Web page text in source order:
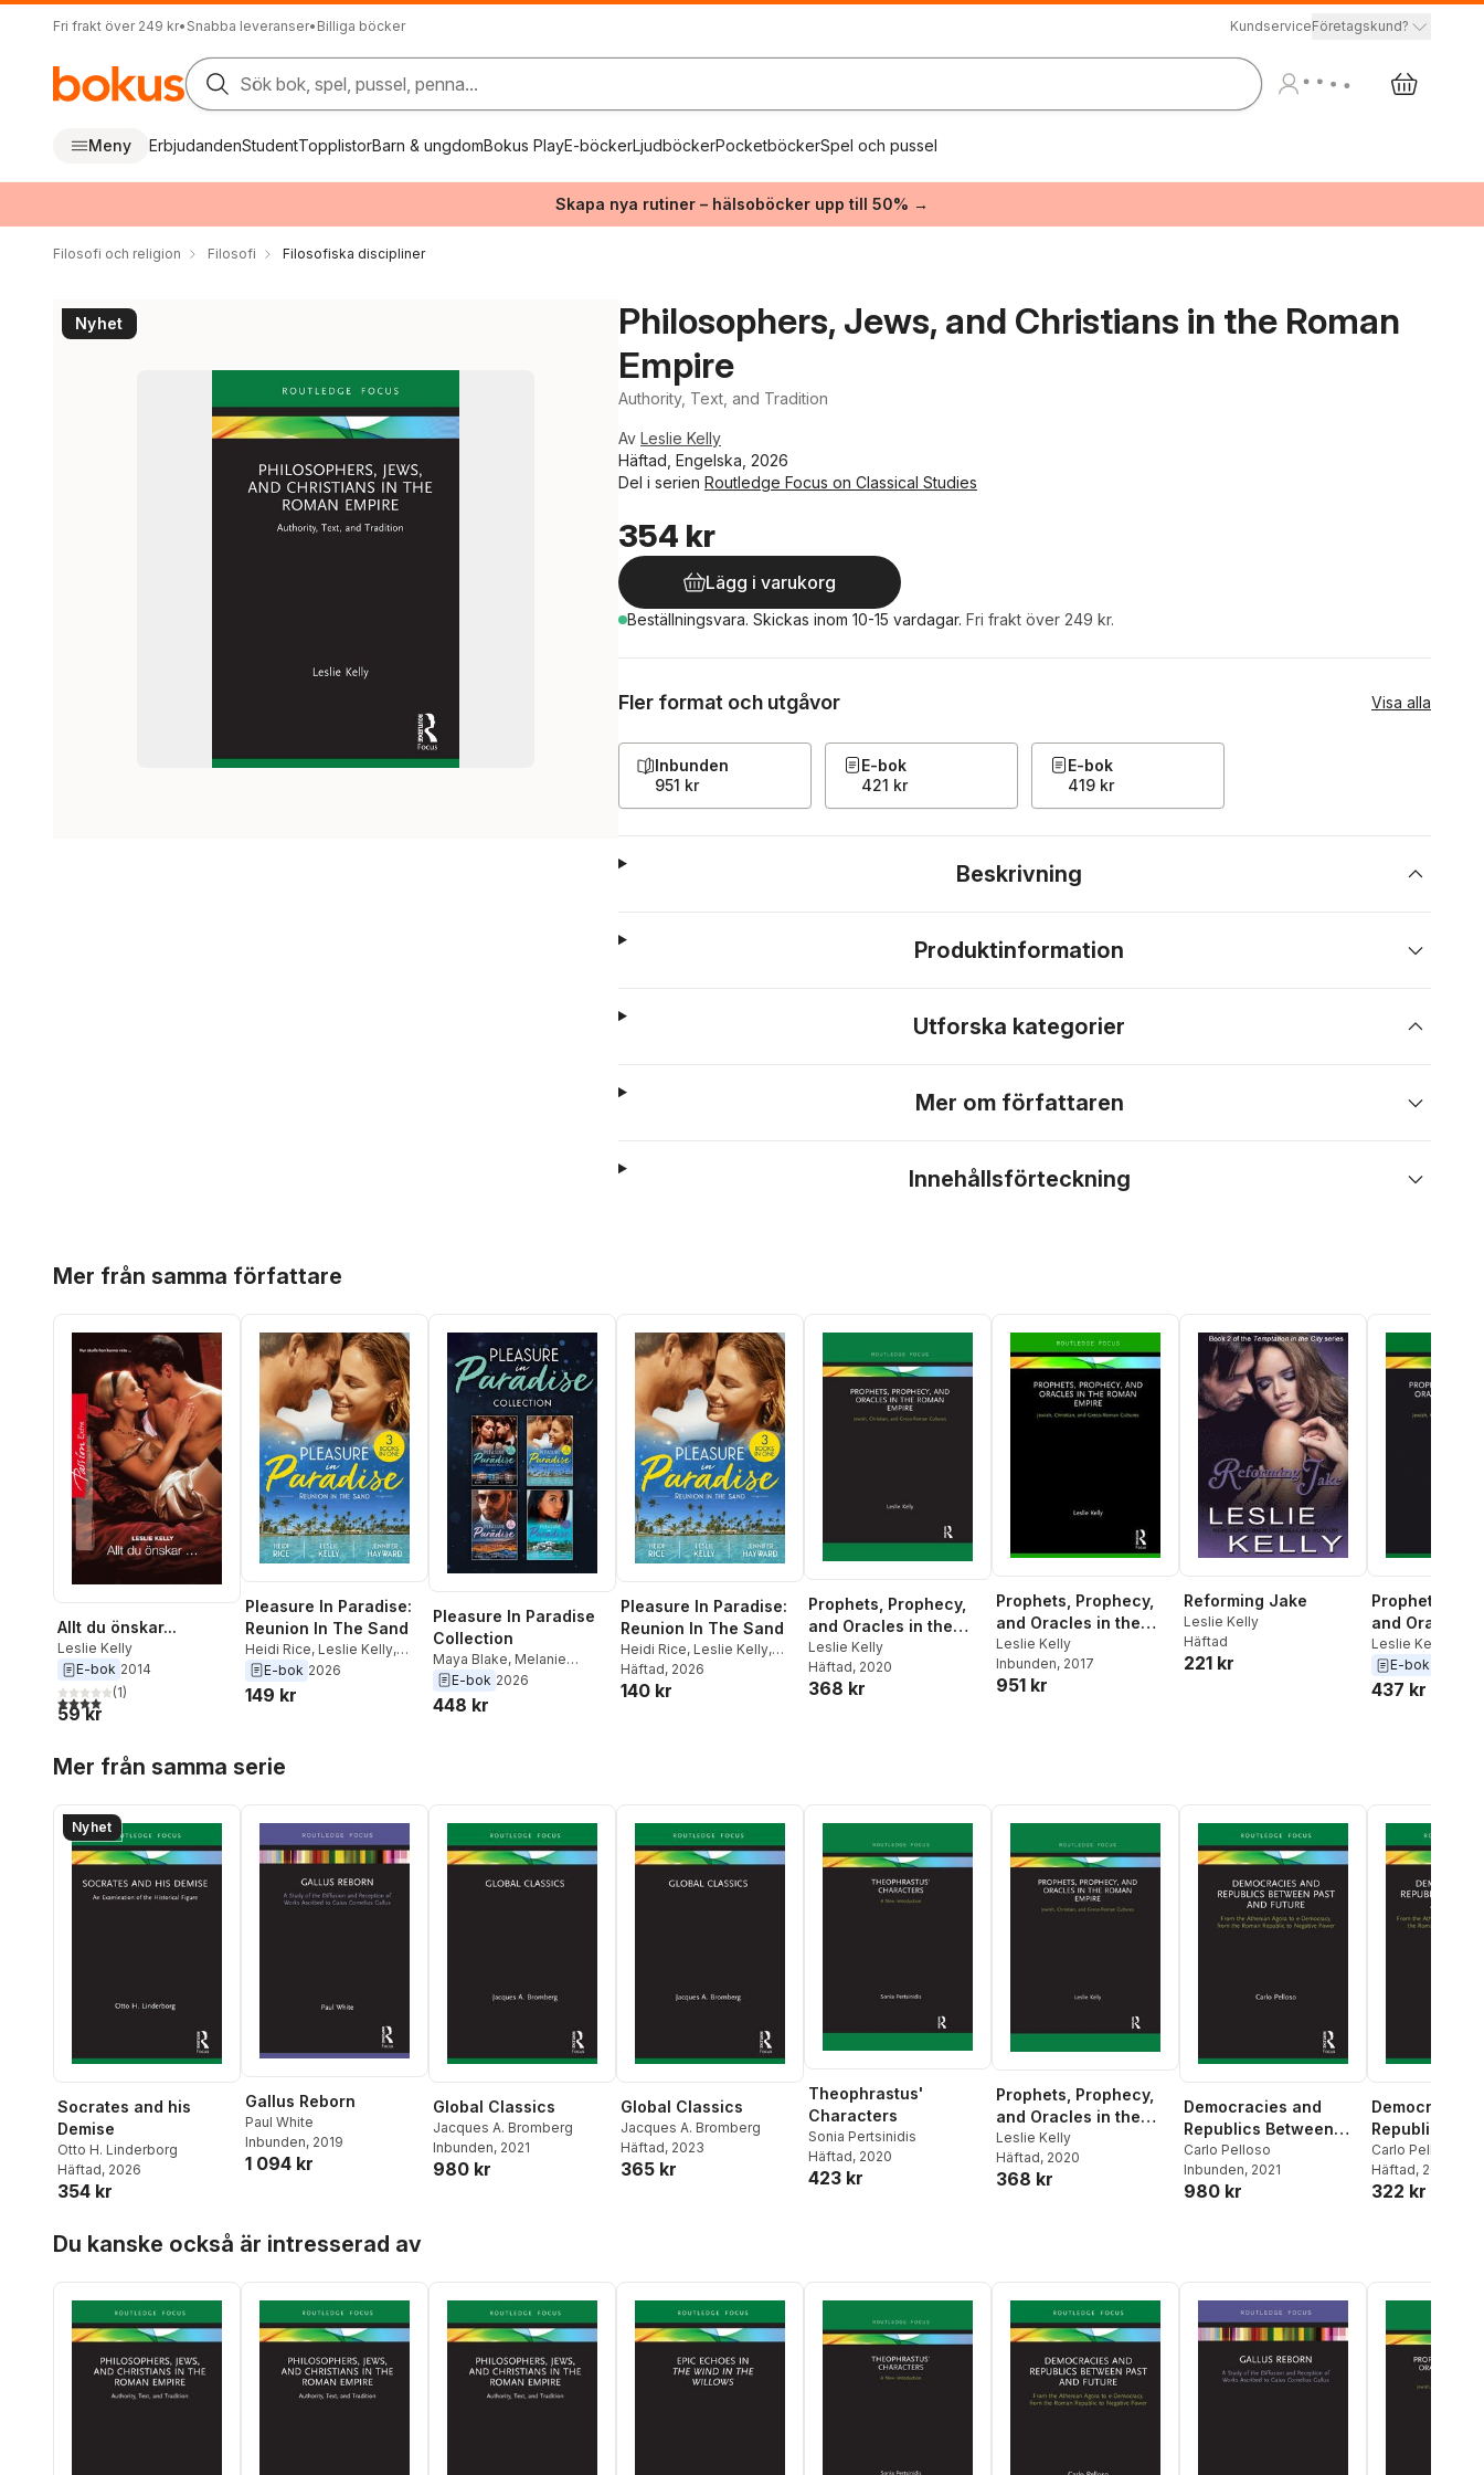
Fri frakt över 249 kr• Snabba leveranser• Billiga böcker KundserviceFöretagskund?
Sök bok, spel, pussel, penna...
Meny ErbjudandenStudentTopplistorBarn & ungdomBokus PlayE-böckerLjudböckerPocketböckerSpel och pussel
Skapa nya rutiner – hälsoböcker upp till 50% →
Filosofi och religion Filosofi Filosofiska discipliner
Nyhet
Philosophers, Jews, and Christians in the Roman
Empire
Authority, Text, and Tradition
Av Leslie Kelly
Häftad, Engelska, 2026
Del i serien Routledge Focus on Classical Studies
354 kr
Lägg i varukorg
Beställningsvara. Skickas inom 10-15 vardagar. Fri frakt över 249 kr.
Fler format och utgåvor Visa alla
Inbunden
951 kr
E-bok
421 kr
E-bok
419 kr
Beskrivning
Produktinformation
Utforska kategorier
Mer om författaren
Innehållsförteckning
Mer från samma författare
Allt du önskar...
Leslie Kelly
E-bok 2014
4,0utav 5 stjärnor. Totalt antal röster:
(1)
59 kr
Pleasure In Paradise:
Reunion In The Sand
Heidi Rice, Leslie Kelly,
Jennifer Hayward
E-bok 2026
149 kr
Pleasure In Paradise
Collection
Maya Blake, Melanie
Milburne, Michelle Smart
Heidi Rice
E-bok 2026
448 kr
Pleasure In Paradise:
Reunion In The Sand
Heidi Rice, Leslie Kelly,
Jennifer Hayward
Häftad, 2026
140 kr
Prophets, Prophecy,
and Oracles in the
Roman Empire
Leslie Kelly
Häftad, 2020
368 kr
Prophets, Prophecy,
and Oracles in the
Roman Empire
Leslie Kelly
Inbunden, 2017
951 kr
Reforming Jake
Leslie Kelly
Häftad
221 kr
Prophets,
and Oracles
Roman Empire
Leslie Kelly
E-bok
437 kr
Mer från samma serie
Nyhet
Socrates and his
Demise
Otto H. Linderborg
Häftad, 2026
354 kr
Gallus Reborn
Paul White
Inbunden, 2019
1 094 kr
Global Classics
Jacques A. Bromberg
Inbunden, 2021
980 kr
Global Classics
Jacques A. Bromberg
Häftad, 2023
365 kr
Theophrastus'
Characters
Sonia Pertsinidis
Häftad, 2020
423 kr
Prophets, Prophecy,
and Oracles in the
Roman Empire
Leslie Kelly
Häftad, 2020
368 kr
Democracies and
Republics Between
Past and Future
Carlo Pelloso
Inbunden, 2021
980 kr
Democracies
Republics
Past and
Carlo Pelloso
Häftad, 2023
322 kr
Du kanske också är intresserad av